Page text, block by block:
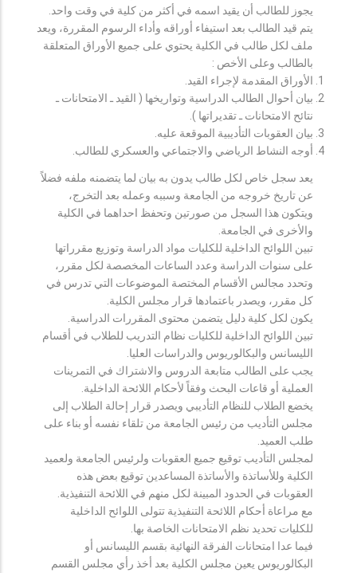
يجوز للطالب أن يقيد اسمه في أكثر من كلية في وقت واحد.
يتم قيد الطالب بعد استيفاء أوراقه وأداء الرسوم المقررة، ويعد
ملف لكل طالب في الكلية يحتوي على جميع الأوراق المتعلقة
بالطالب وعلى الأخص :
الأوراق المقدمة لإجراء القيد.
بيان أحوال الطالب الدراسية وتواريخها ( القيد ـ الامتحانات ـ
نتائح الامتحانات ـ تقديراتها ).
بيان العقوبات التأديبية الموقعة عليه.
أوجه النشاط الرياضي والاجتماعي والعسكري للطالب.
يعد سجل خاص لكل طالب يدون به بيان لما يتضمنه ملفه فضلاً
عن تاريخ خروجه من الجامعة وسببه وعمله بعد التخرج،
ويتكون هذا السجل من صورتين وتحفظ احداهما في الكلية
والأخرى في الجامعة.
تبين اللوائح الداخلية للكليات مواد الدراسة وتوزيع مقرراتها
على سنوات الدراسة وعدد الساعات المخصصة لكل مقرر،
وتحدد مجالس الأقسام المختصة الموضوعات التي تدرس في
كل مقرر، ويصدر باعتمادها قرار مجلس الكلية.
يكون لكل كلية دليل يتضمن محتوى المقررات الدراسية.
تبين اللوائح الداخلية للكليات نظام التدريب للطلاب في أقسام
الليسانس والبكالوريوس والدراسات العليا.
يجب على الطالب متابعة الدروس والاشتراك في التمرينات
العملية أو قاعات البحث وفقاً لأحكام اللائحة الداخلية.
يخضع الطلاب للنظام التأديبي ويصدر قرار إحالة الطلاب إلى
مجلس التأديب من رئيس الجامعة من تلقاء نفسه أو بناء على
طلب العميد.
لمجلس التأديب توقيع جميع العقوبات ولرئيس الجامعة ولعميد
الكلية وللأساتذة والأساتذة المساعدين توقيع بعض هذه
العقوبات في الحدود المبينة لكل منهم في اللائحة التنفيذية.
مع مراعاة أحكام اللائحة التنفيذية تتولى اللوائح الداخلية
للكليات تحديد نظم الامتحانات الخاصة بها.
فيما عدا امتحانات الفرقة النهائية بقسم الليسانس أو
البكالوريوس يعين مجلس الكلية بعد أخذ رأي مجلس القسم